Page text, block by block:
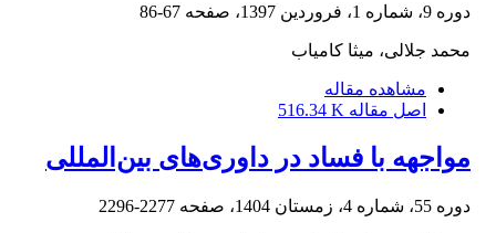
دوره 9، شماره 1، فروردین 1397، صفحه 67-86
محمد جلالی، میثا کامیاب
مشاهده مقاله
اصل مقاله 516.34 K
مواجهه با فساد در داوری‌های بین‌المللی
دوره 55، شماره 4، زمستان 1404، صفحه 2277-2296